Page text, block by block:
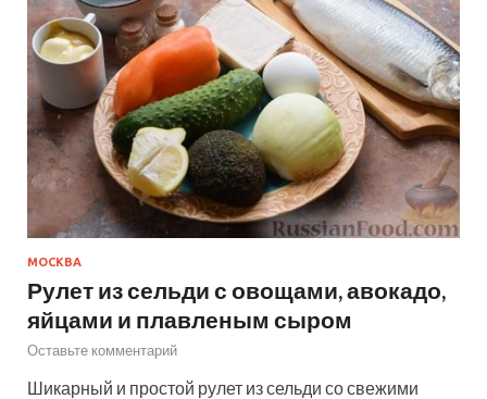
МОСКВА
Рулет из сельди с овощами, авокадо,
яйцами и плавленым сыром
Оставьте комментарий
Шикарный и простой рулет из сельди со свежими